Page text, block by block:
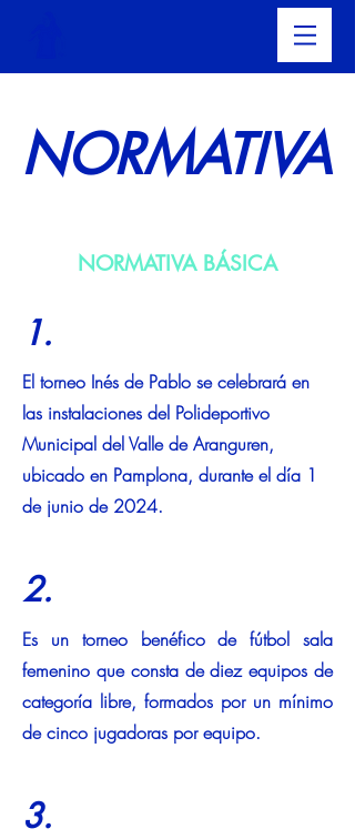
NORMATIVA
NORMATIVA BÁSICA
1.
El torneo Inés de Pablo se celebrará en
las instalaciones del Polideportivo
Municipal del Valle de Aranguren,
ubicado en Pamplona, durante el día 1
de junio de 2024.
2.
Es un torneo benéfico de fútbol sala
femenino que consta de diez equipos de
categoría libre, formados por un mínimo
de cinco jugadoras por equipo.
3.